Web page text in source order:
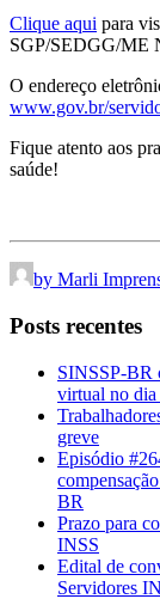
Clique aqui para
SGP/SEDGG/ME
O endereço
www.gov.br/
Fique atento aos
saúde!
by Marli
Posts recentes
SINSSP-BR
virtual no dia
greve
Episódio
BR
Prazo para
INSS
Edital de
Servidores